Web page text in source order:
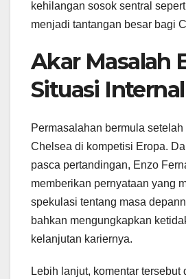
kehilangan sosok sentral
menjadi tantangan besar bagi
Akar Masalah
Situasi
Permasalahan bermula
Chelsea di kompetisi Eropa.
pasca pertandingan, Enzo
memberikan pernyataan yang
spekulasi tentang masa
bahkan mengungkapkan
kelanjutan kariernya.
Lebih lanjut, komentar tersebut